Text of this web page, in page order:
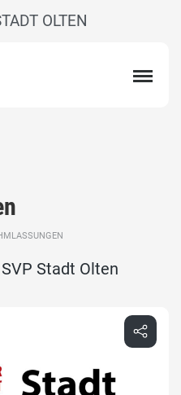
OLTEN
Stadt Olten